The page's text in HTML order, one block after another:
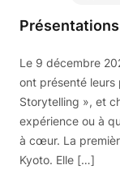
Le 9 décembre
ont présenté leurs
Storytelling », et
expérience ou à
à cœur. La
Kyoto. Elle […]